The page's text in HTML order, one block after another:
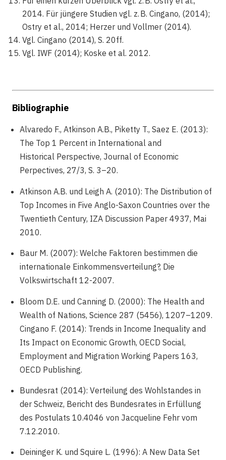
2014. Für jüngere Studien vgl. z. B. Cingano, (2014);
Ostry et al., 2014; Herzer und Vollmer (2014).
Vgl. Cingano (2014), S. 20ff.
Vgl. IWF (2014); Koske et al. 2012.
Bibliographie
Alvaredo F., Atkinson A.B., Piketty T., Saez E. (2013):
The Top 1 Percent in International and
Historical Perspective, Journal of Economic
Perpectives, 27/3, S. 3–20.
Atkinson A.B. und Leigh A. (2010): The Distribution of
Top Incomes in Five Anglo-Saxon Countries over the
Twentieth Century, IZA Discussion Paper 4937, Mai
2010.
Baur M. (2007): Welche Faktoren bestimmen die
internationale Einkommensverteilung?, Die
Volkswirtschaft 12-2007.
Bloom D.E. und Canning D. (2000): The Health and
Wealth of Nations, Science 287 (5456), 1207–1209.
Cingano F. (2014): Trends in Income Inequality and
Its Impact on Economic Growth, OECD Social,
Employment and Migration Working Papers 163,
OECD Publishing.
Bundesrat (2014): Verteilung des Wohlstandes in
der Schweiz, Bericht des Bundesrates in Erfüllung
des Postulats 10.4046 von Jacqueline Fehr vom
7.12.2010.
Deininger K. und Squire L. (1996): A New Data Set